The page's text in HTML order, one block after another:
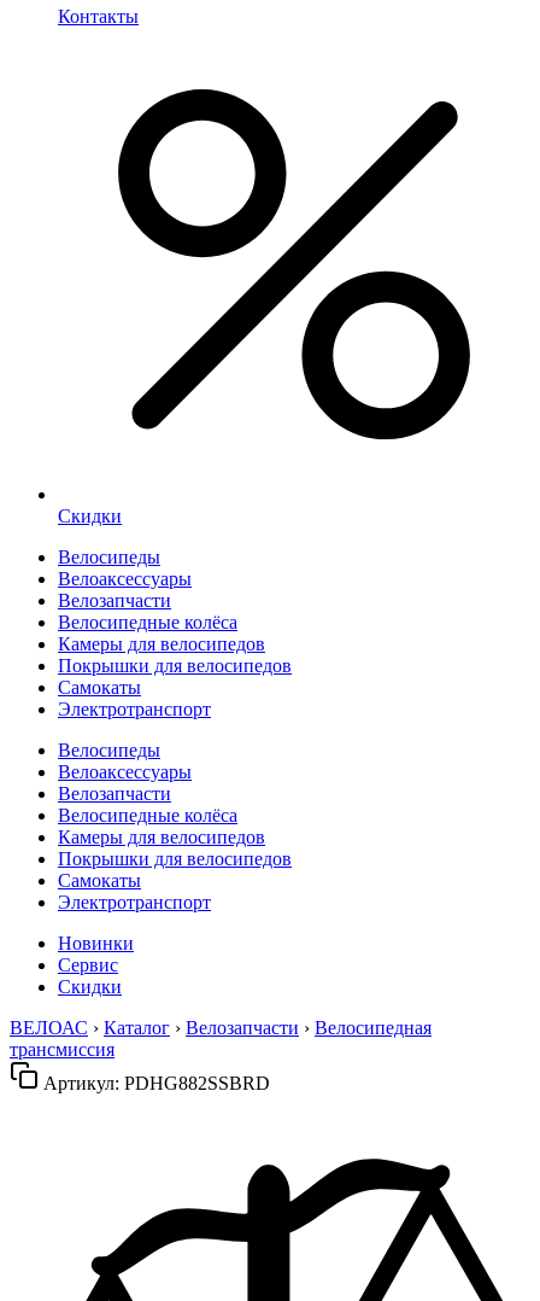
Контакты
Скидки
Велосипеды
Велоаксессуары
Велозапчасти
Велосипедные колёса
Камеры для велосипедов
Покрышки для велосипедов
Самокаты
Электротранспорт
Велосипеды
Велоаксессуары
Велозапчасти
Велосипедные колёса
Камеры для велосипедов
Покрышки для велосипедов
Самокаты
Электротранспорт
Новинки
Сервис
Скидки
ВЕЛОАС › Каталог › Велозапчасти › Велосипедная
трансмиссия
Артикул: PDHG882SSBRD